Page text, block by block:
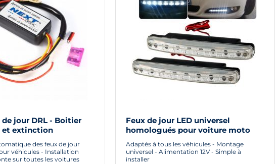
jour DRL - Boitier
et extinction
pour feux de jour Led
des feux de jour
véhicules - Installation
sur toutes les voitures
Feux de jour LED universel
homologués pour voiture moto
quad
Adaptés à tous les véhicules - Montage
universel - Alimentation 12V - Simple à
installer